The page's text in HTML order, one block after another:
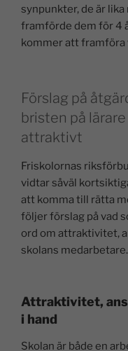
synpunkter, de är
framförde dem för 4
kommer att framföra
Förslag på
bristen på
attraktivt
Friskolornas
vidtar såväl
att komma till rätta
följer förslag på vad
ord om attraktivitet,
skolans medarbetare.
Attraktivitet,
i hand
Skolan är både en